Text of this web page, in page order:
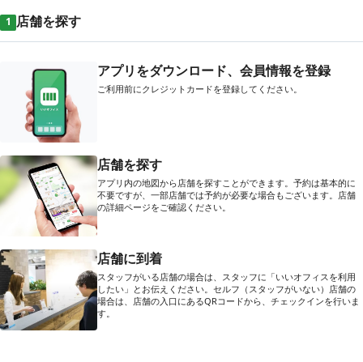
1 店舗を探す
アプリをダウンロード、会員情報を登録
ご利用前にクレジットカードを登録してください。
店舗を探す
アプリ内の地図から店舗を探すことができます。予約は基本的に
不要ですが、一部店舗では予約が必要な場合もございます。店舗
の詳細ページをご確認ください。
店舗に到着
スタッフがいる店舗の場合は、スタッフに「いいオフィスを利用
したい」とお伝えください。セルフ（スタッフがいない）店舗の
場合は、店舗の入口にあるQRコードから、チェックインを行いま
す。